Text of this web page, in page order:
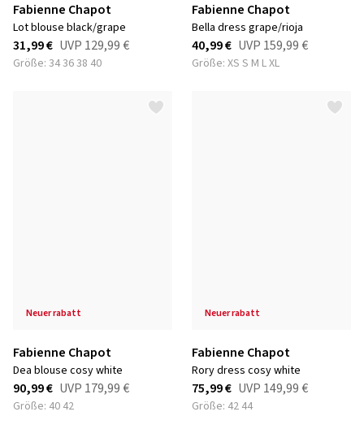
Fabienne Chapot
lot blouse black/grape
31,99 € UVP 129,99 €
Größe: 34 36 38 40
Fabienne Chapot
bella dress grape/rioja
40,99 € UVP 159,99 €
Größe: XS S M L XL
neuer rabatt
Fabienne Chapot
dea blouse cosy white
90,99 € UVP 179,99 €
Größe: 40 42
neuer rabatt
Fabienne Chapot
rory dress cosy white
75,99 € UVP 149,99 €
Größe: 42 44